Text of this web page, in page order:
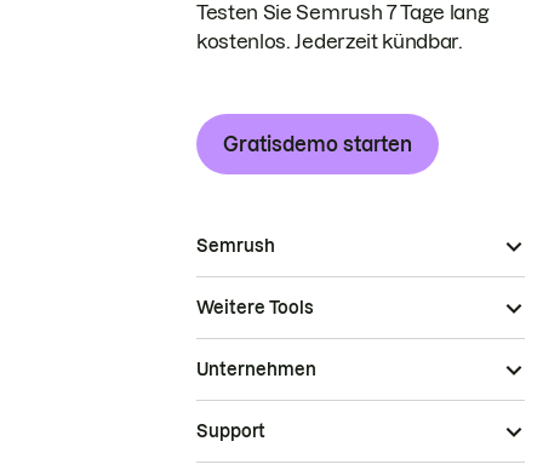
Testen Sie Semrush 7 Tage lang
kostenlos. Jederzeit kündbar.
Gratisdemo starten
Semrush
Weitere Tools
Unternehmen
Support